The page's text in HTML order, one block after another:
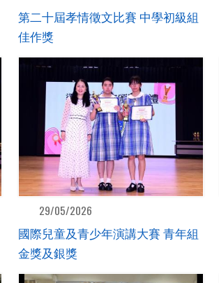
第二十屆孝情徵文比賽 中學初級組
佳作獎
29/05/2026
國際兒童及青少年演講大賽 青年組
金獎及銀獎